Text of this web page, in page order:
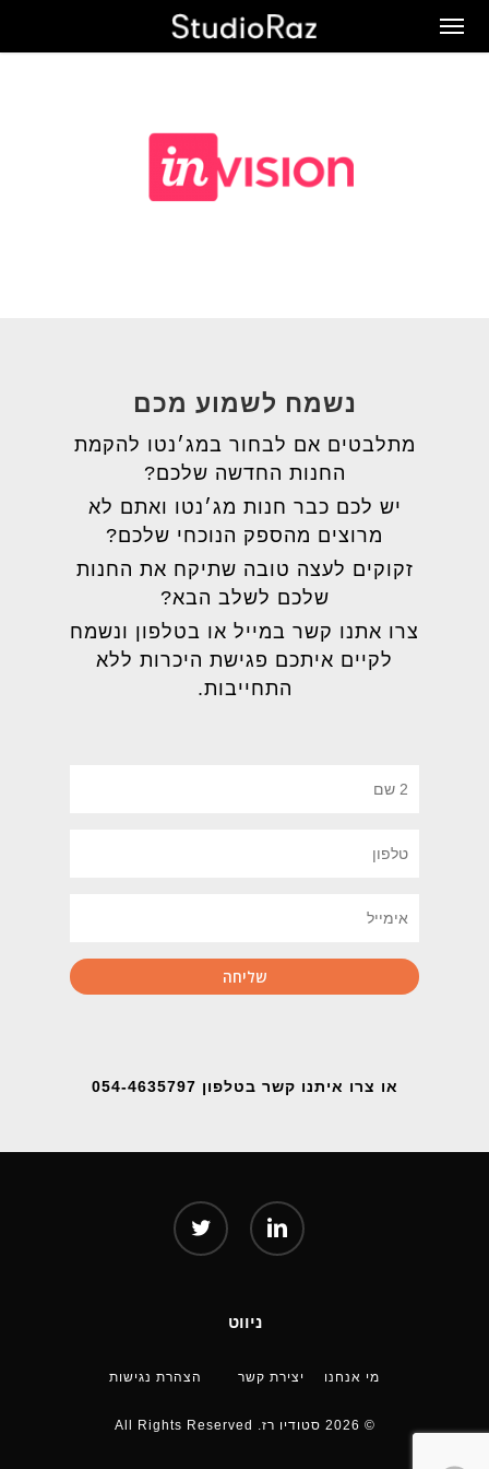
Skip
נשמח לשמוע מכם
מתלבטים אם לבחור במג׳נטו להקמת
החנות החדשה שלכם?
יש לכם כבר חנות מג׳נטו ואתם לא
מרוצים מהספק הנוכחי שלכם?
זקוקים לעצה טובה שתיקח את החנות
שלכם לשלב הבא?
צרו אתנו קשר במייל או בטלפון ונשמח
לקיים איתכם פגישת היכרות ללא
התחייבות.
או צרו איתנו קשר בטלפון 054-4635797
twitter linkedin
ניווט
מי אנחנו יצירת קשר הצהרת נגישות
© 2026 סטודיו רז. All Rights Reserved